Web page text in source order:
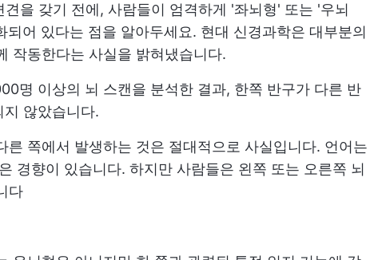
을 갖기 전에, 사람들이 엄격하게 '좌뇌형' 또는 '우뇌
어 있다는 점을 알아두세요. 현대 신경과학은 대부분의
작동한다는 사실을 밝혀냈습니다.
명 이상의 뇌 스캔을 분석한 결과, 한쪽 반구가 다른 반
않았습니다.
른 쪽에서 발생하는 것은 절대적으로 사실입니다. 언어는
경향이 있습니다. 하지만 사람들은 왼쪽 또는 오른쪽 뇌
다